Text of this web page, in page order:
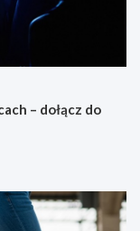
– dołącz do